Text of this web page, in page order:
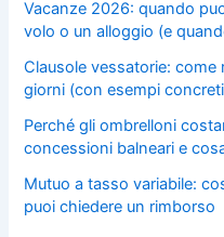
Vacanze 2026: quando
volo o un alloggio (e
Clausole vessatorie:
giorni (con esempi
Perché gli ombrelloni
concessioni balneari e
Mutuo a tasso variabile:
puoi chiedere un rimborso